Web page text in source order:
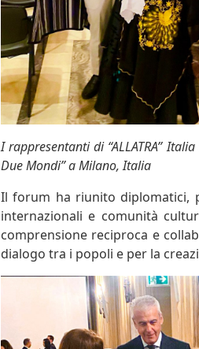
I rappresentanti di “ALLATRA”
Due Mondi” a Milano, Italia
Il forum ha riunito diplomatici,
internazionali e comunità
comprensione reciproca e
dialogo tra i popoli e per la